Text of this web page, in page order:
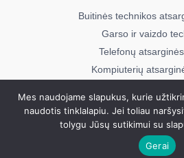
Buitinės technikos
Garso ir vaizdo
Telefonų
Kompiuterių
Visos teisės
Mavera.lt
Mes naudojame slapukus, kurie
naudotis tinklalapiu. Jei toliau
tolygu Jūsų sutikimui su
Gerai